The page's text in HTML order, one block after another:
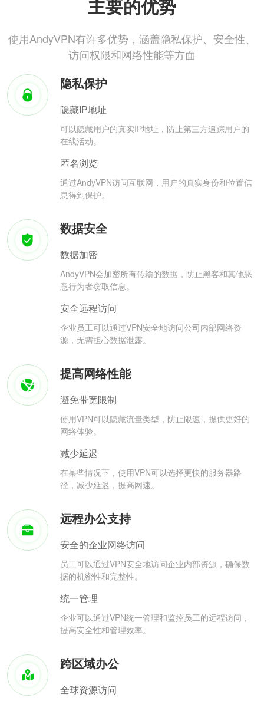
主要的优势
使用AndyVPN有许多优势，涵盖隐私保护、安全性、
访问权限和网络性能等方面
隐私保护
隐藏IP地址
可以隐藏用户的真实IP地址，防止第三方追踪用户的
在线活动。
匿名浏览
通过AndyVPN访问互联网，用户的真实身份和位置信
息得到保护。
数据安全
数据加密
AndyVPN会加密所有传输的数据，防止黑客和其他恶
意行为者窃取信息。
安全远程访问
企业员工可以通过VPN安全地访问公司内部网络资
源，无需担心数据泄露。
提高网络性能
避免带宽限制
使用VPN可以隐藏流量类型，防止限速，提供更好的
网络体验。
减少延迟
在某些情况下，使用VPN可以选择更快的服务器路
径，减少延迟，提高网速。
远程办公支持
安全的企业网络访问
员工可以通过VPN安全地访问企业内部资源，确保数
据的机密性和完整性。
统一管理
企业可以通过VPN统一管理和监控员工的远程访问，
提高安全性和管理效率。
跨区域办公
全球资源访问